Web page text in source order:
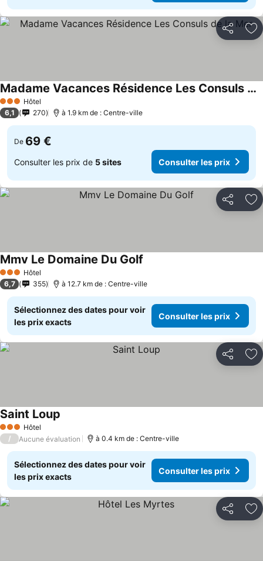
Partager
3 ÉtoilesHôtel
Madame Vacances Résidence Les Consuls de la Mer
Consulter les prix
6,1 270 à 1.9 km de : Centre-ville
De 69 €
Consulter les prix de 5 sites Consulter les prix
Partager
3 ÉtoilesHôtel
Mmv Le Domaine Du Golf
6,7 355 à 12.7 km de : Centre-ville
Sélectionnez des dates pour voir
les prix exacts
Consulter les prix
Partager
3 ÉtoilesHôtel
Saint Loup
/ Aucune évaluation à 0.4 km de : Centre-ville
Sélectionnez des dates pour voir
les prix exacts
Consulter les prix
Partager